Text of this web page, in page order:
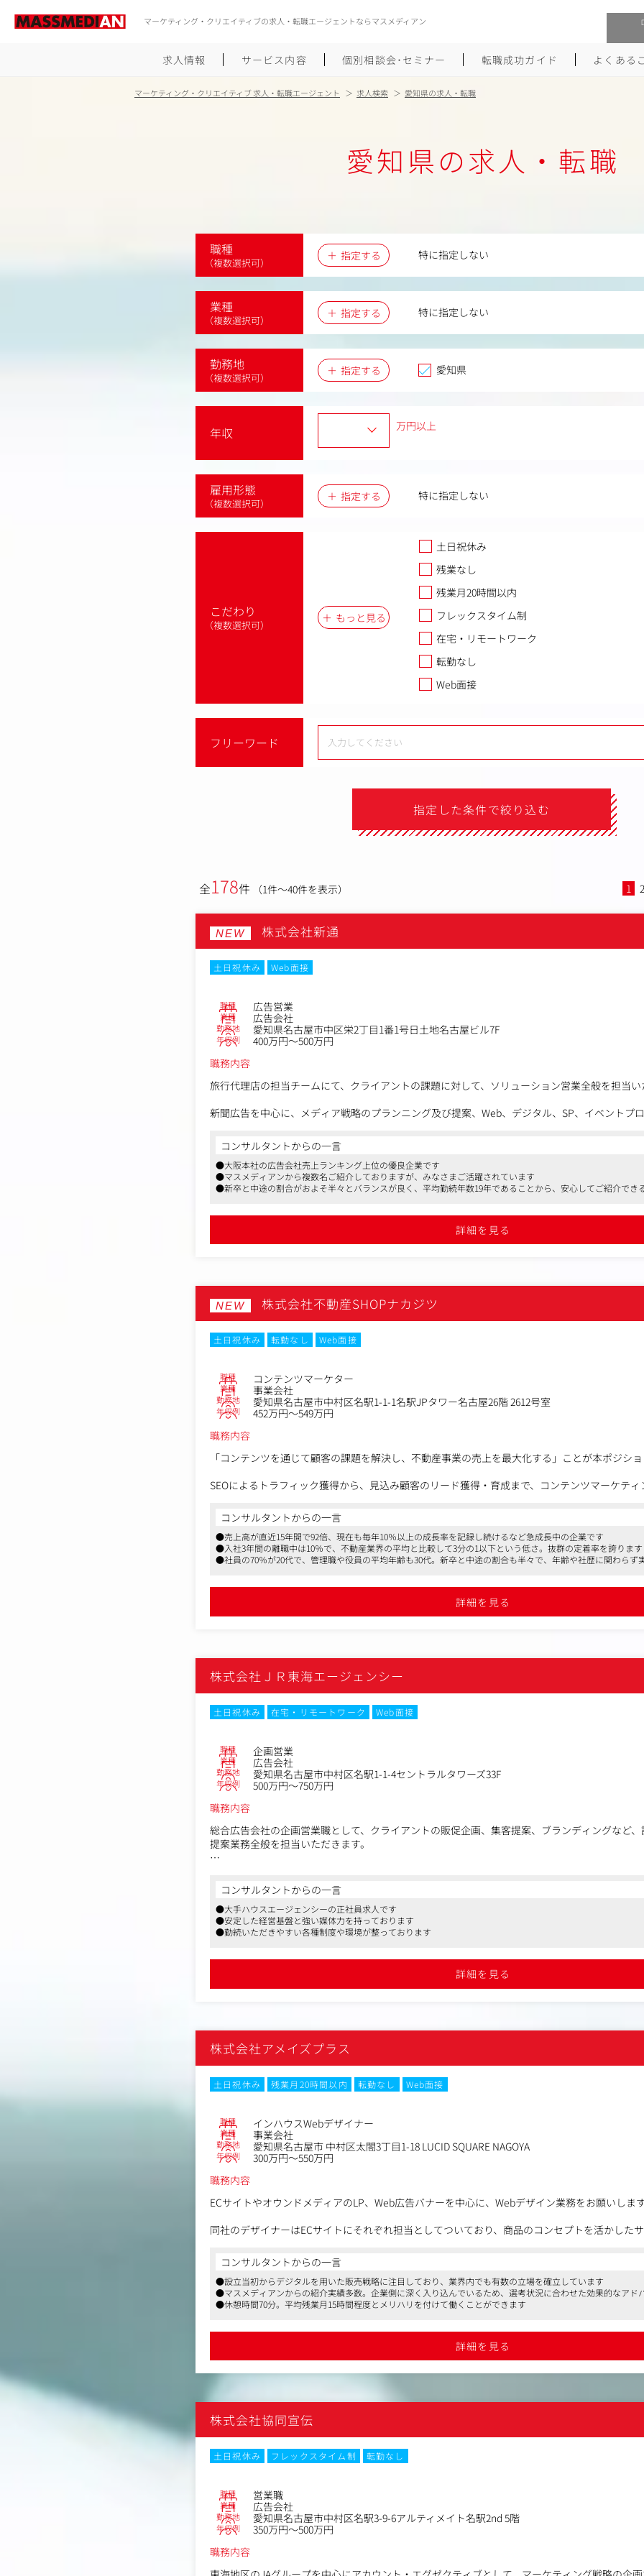
マーケティング・クリエイティブの求人・転職エージェントならマスメディアン
求人情報 サービス内容 個別相談会･セミナー 転職成功ガイド
履歴書のつくり方
面接対策
未経験から広告業界への転職
大手広告会社への転職
Uターン･Iターン転職
よくある
マーケティング・クリエイティブ 求人・転職エージェント 求人検索 愛知県の求人・転職
愛知県の求人・転職
職種
（複数選択可）
指定する 特に指定しない
業種
（複数選択可）
指定する 特に指定しない
勤務地
（複数選択可）
指定する 愛知県
年収 万円以上
雇用形態
（複数選択可）
指定する 特に指定しない
こだわり
（複数選択可）
もっと見る
土日祝休み
残業なし
残業月20時間以内
フレックスタイム制
在宅・リモートワーク
転勤なし
Web面接
フリーワード
指定した条件で絞り込む
全178件 （1件～40件を表示） 1 2
NEW 株式会社新通
土日祝休み
Web面接
職種 広告営業
業種 広告会社
勤務地 愛知県名古屋市中区栄2丁目1番1号日土地名古屋ビル7F
年収例
400万円～500万円
職務内容
旅行代理店の担当チームにて、クライアントの課題に対して、ソリューション営業全般を担当い
新聞広告を中心に、メディア戦略のプランニング及び提案、Web、デジタル、SP、イベントプ
同社には企画、クリエイティブ、デジタルなど各専門のセクション、スタッフが在籍しており、
案をつめていきます。
また、グループ会社に制作会社があるため、クリエイティブについてはグループ内外のノウハウ
す。
▼企画・提案
チームで企画やアイデアを練り、得意先課題に対する具体的な解決策を提案します。
▼制作・納品・フォロー
制作チームへ依頼し広告制作がスタート。営業は得意先と修正のやり取り・進行管理などを行
後、広告効果などのフォローアップも行います。
また、入社後は企画営業の業務に加えて、メディア枠の買い付けやプランニングなど、メディア
ていただく想定です。
コンサルタントからの一言
●大阪本社の広告会社売上ランキング上位の優良企業です
●マスメディアンから複数名ご紹介しておりますが、みなさまご活躍されています
●新卒と中途の割合がおよそ半々とバランスが良く、平均勤続年数19年であることから、安心してご紹介でき
詳細を見る
NEW 株式会社不動産SHOPナカジツ
土日祝休み 転勤なし
Web面接
職種 コンテンツマーケター
業種 事業会社
勤務地 愛知県名古屋市中村区名駅1-1-1名駅JPタワー名古屋26階 2612号室
年収例
452万円～549万円
職務内容
「コンテンツを通じて顧客の課題を解決し、不動産事業の売上を最大化する」ことが本ポジショ
SEOによるトラフィック獲得から、見込み顧客のリード獲得・育成まで、コンテンツマーケテ
作って終わりの記事制作ではなく、データを元にした継続的なCVRの改善や、既存コンテンツの
ど）への展開など、マーケティング資産の価値を最大化する動きを期待しています。
【業務詳細】
■コンテンツの企画・ディレクション
＜コンテンツ例＞
購入検討層：エリア情報、資金計画、物件選びのノウハウ
売却検討層：売却相場、税金、売却の流れ
投資検討層：利回り計算、リスク管理
リフォーム検討層：費用相場、施工事例、会社選び
■コンテンツマーケティング・SEO改善
各種分析ツールを活用し、集客やコンバージョン最大化を目指します。
・GRCによる検索順位の分析・改善
・Google Search Consoleによる検索キーワード・CTR分析
・デザイナーと連携したUI/UX改善
・LPO・CRO施策によるCVR向上
・コンバージョンポイントの企画・改善
・ホワイトペーパーの企画・制作ディレクション
・お役立ち資料・ツールの企画・制作
＜制作例＞
・内覧時チェックリスト
■既存コンテンツの改善・資産化
蓄積したコンテンツを継続的に改善し、長期的な集客資産へ育てます。
・重複コンテンツの整理・構造化
コンサルタントからの一言
●売上高が直近15年間で92倍、現在も毎年10％以上の成長率を記録し続けるなど急成長中の企業です
●入社3年間の離職中は10％で、不動産業界の平均と比較して3分の1以下という低さ。抜群の定着率を誇ります
●社員の70％が20代で、管理職や役員の平均年齢も30代。新卒と中途の割合も半々で、年齢や社歴に関わらず
詳細を見る
株式会社ＪＲ東海エージェンシー
土日祝休み 在宅・リモートワーク
Web面接
職種 企画営業
業種 広告会社
勤務地 愛知県名古屋市中村区名駅1-1-4セントラルタワーズ33F
年収例
500万円～750万円
職務内容
総合広告会社の企画営業職として、クライアントの販促企画、集客提案、ブランディングなど、
提案業務全般を担当いただきます。
交通広告メディアが唯一無二の強みです。
クライアントの課題解決のため、営業として、自社交通メディアのセールスを中心に、最適なメ
実施までトータルで携わっていただきます。
クライアントのニーズや課題に応じた、企画提案を行って頂いて、アカウントを拡大していただ
提案の幅は、テレビCM含めたマス媒体から交通広告、デジタルサイネージ、プロモーション、
プランニングに関しては、メディア、マーケティング、クリエイティブなどの各種専門スタッ
のスタッフと連携しつつ進めてまいります。
なお、担当クライアントについては、JR東海グループ以外の一般企業や自治体等、多種多様な取
まずはクライアント折衝・企画・提案・広告制作の進行などに取り組んでいただき、徐々に営業
くことを期待しています。
コンサルタントからの一言
●大手ハウスエージェンシーの正社員求人です
●安定した経営基盤と強い媒体力を持っております
●勤続いただきやすい各種制度や環境が整っております
詳細を見る
株式会社アメイズプラス
土日祝休み 残業月20時間以内 転勤なし
Web面接
職種 インハウスWebデザイナー
業種 事業会社
勤務地 愛知県名古屋市 中村区太閤3丁目1-18 LUCID SQUARE NAGOYA
年収例
300万円～550万円
職務内容
ECサイトやオウンドメディアのLP、Web広告バナーを中心に、Webデザイン業務をお願いします
同社のデザイナーはECサイトにそれぞれ担当としてついており、商品のコンセプトを活かした
自社で扱うアイテムの魅力をとことん引き出して、世の中に発信していただきます。
■参考■
amepla（アメプラ）：https://www.amepla.jp/
Nelture（ネルチャー）：https://nelture.com/
AMAZEPLUS BRAND Store（ブランドストア）：https://www.ametore.jp/
〈業務一例〉
・WebサイトやLPのデザイン、改修
・「広告」などのグラフィックデザイン
・「商品パッケージ」のデザイン
・HTML、CSSの更新作業 など
自身が手掛けたデザイン次第で、商品の売れ行きも大きく変わりますので、やりがいも大きいで
まずは、先輩たちの指示の下、現場に慣れることも含めて、LP制作・改修などに関わってくださ
また、当社は日々集計されるデータを元に、トライ＆エラーを繰り返していく方針。
みんなで効果検証を繰り返す中で、色々なアドバイスをもらえるので、どんどんスキルアップ
コンサルタントからの一言
●設立当初からデジタルを用いた販売戦略に注目しており、業界内でも有数の立場を確立しています
●マスメディアンからの紹介実績多数。企業側に深く入り込んでいるため、選考状況に合わせた効果的なアド
●休憩時間70分。平均残業月15時間程度とメリハリを付けて働くことができます
詳細を見る
株式会社協同宣伝
土日祝休み フレックスタイム制
転勤なし
職種 営業職
業種 広告会社
勤務地 愛知県名古屋市中村区名駅3-9-6アルティメイト名駅2nd 5階
年収例
350万円～500万円
職務内容